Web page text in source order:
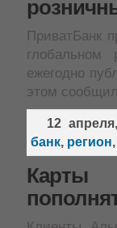
ПриватБанк
ежегодно
этом
12
банк, регион,
Карты